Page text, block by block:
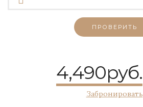
4,490руб.
Забронировать